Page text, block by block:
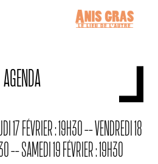
AGENDA
17 FÉVRIER : 19H30 -- VENDREDI 18
-- SAMEDI 19 FÉVRIER : 19H30